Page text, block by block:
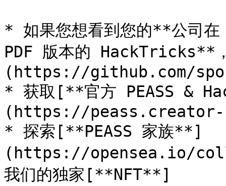
* 如果您想看到您的**公司
PDF 版本的 HackTricks**
(https://github.com/
* 获取[**官方 PEASS &
(https://peass.creator-
* 探索[**PEASS 家族**]
(https://opensea.io/
我们的独家[**NFT**]